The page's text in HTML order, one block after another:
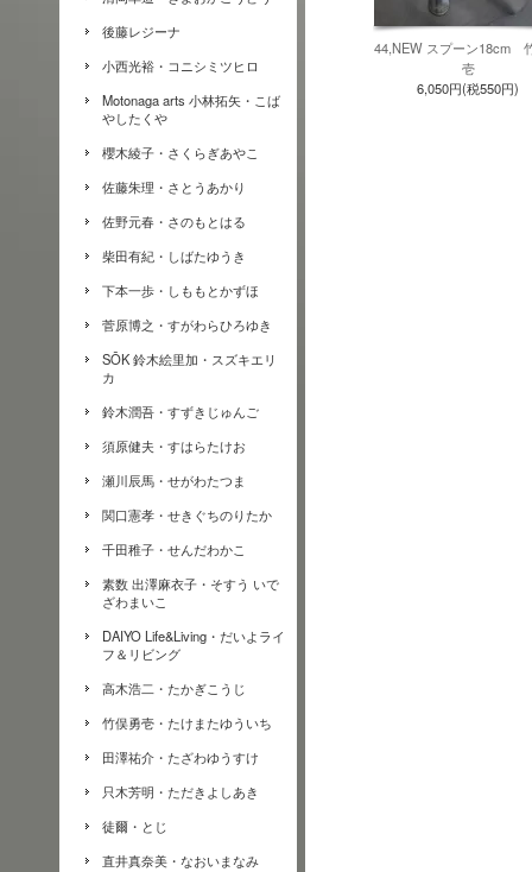
後藤レジーナ
小西光裕・コニシミツヒロ
Motonaga arts 小林拓矢・こば
やしたくや
櫻木綾子・さくらぎあやこ
佐藤朱理・さとうあかり
佐野元春・さのもとはる
柴田有紀・しばたゆうき
下本一歩・しももとかずほ
菅原博之・すがわらひろゆき
SŌK 鈴木絵里加・スズキエリ
カ
鈴木潤吾・すずきじゅんご
須原健夫・すはらたけお
瀬川辰馬・せがわたつま
関口憲孝・せきぐちのりたか
千田稚子・せんだわかこ
素数 出澤麻衣子・そすう いで
ざわまいこ
DAIYO Life&Living・だいよライ
フ＆リビング
高木浩二・たかぎこうじ
竹俣勇壱・たけまたゆういち
田澤祐介・たざわゆうすけ
只木芳明・ただきよしあき
徒爾・とじ
直井真奈美・なおいまなみ
44,NEW スプーン18cm
壱
6,050円(税550円)